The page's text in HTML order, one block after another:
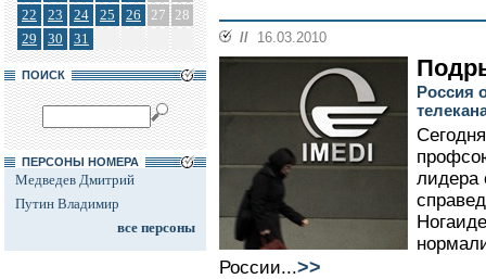
22
23 24 25 26 27 28
29
30 31
ПОИСК
ПЕРСОНЫ НОМЕРА
Медведев Дмитрий
Путин Владимир
все персоны
// 16.03.2010
Россия
лидера
России...>>